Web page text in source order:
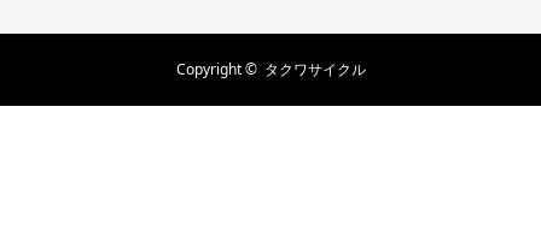
Copyright © タクワサイクル